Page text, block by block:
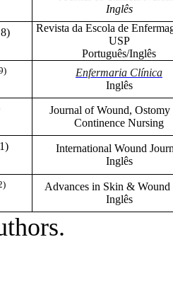
Inglês
Revista da Escola de
USP
Português/Inglês
Enfermaria Clínica
Inglês
Journal of Wound, Ostomy
Continence Nursing
International Wound
Inglês
Advances in Skin & Wound
Inglês